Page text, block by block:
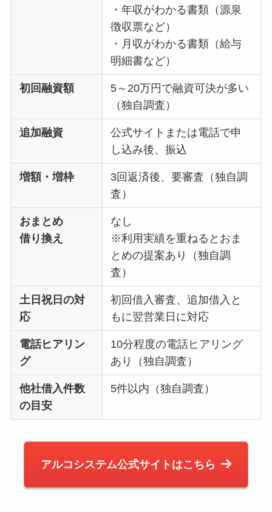
・年収がわかる書類（源泉
徴収票など）
・月収がわかる書類（給与
明細書など）
初回融資額
5～20万円で融資可決が多い
（独自調査）
追加融資
公式サイトまたは電話で申
し込み後、振込
増額・増枠
3回返済後、要審査（独自調
査）
おまとめ
借り換え
なし
※利用実績を重ねるとおま
とめの提案あり（独自調
査）
土日祝日の対
応
初回借入審査、追加借入と
もに翌営業日に対応
電話ヒアリン
グ
10分程度の電話ヒアリング
あり（独自調査）
他社借入件数
の目安
5件以内（独自調査）
アルコシステム公式サイトはこちら